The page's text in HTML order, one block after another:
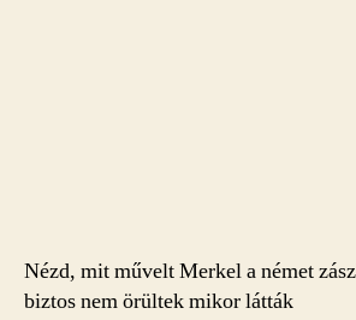
Nézd, mit művelt Merkel a német
biztos nem örültek mikor látták